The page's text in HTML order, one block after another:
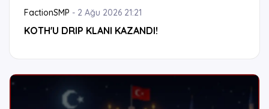
FactionSMP - 2 Ağu 2026 21:21
KOTH'U DRIP KLANI KAZANDI!